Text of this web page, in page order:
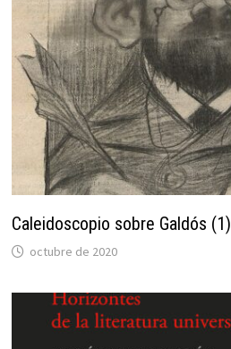
Caleidoscopio sobre Galdós (1)
octubre de 2020